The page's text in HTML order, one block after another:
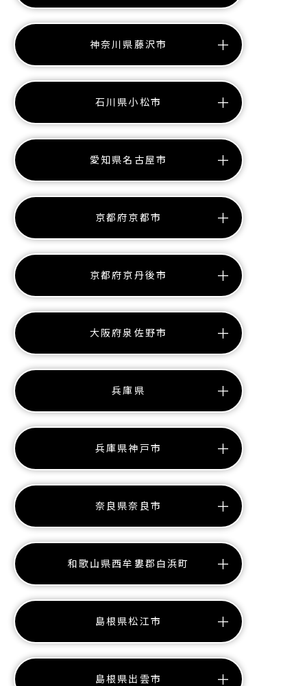
神奈川県藤沢市
石川県小松市
愛知県名古屋市
京都府京都市
京都府京丹後市
大阪府泉佐野市
兵庫県
兵庫県神戸市
奈良県奈良市
和歌山県西牟婁郡白浜町
島根県松江市
島根県出雲市